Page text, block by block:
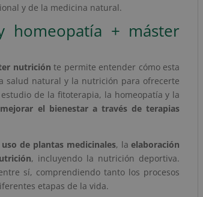
y de la medicina natural.
homeopatía + máster
nutrición te permite entender cómo esta
salud natural y la nutrición para ofrecerte
de la fitoterapia, la homeopatía y la
el bienestar a través de terapias
uso de plantas medicinales, laelaboración
, incluyendo la nutrición deportiva.
sí, comprendiendo tanto los procesos
etapas de la vida.